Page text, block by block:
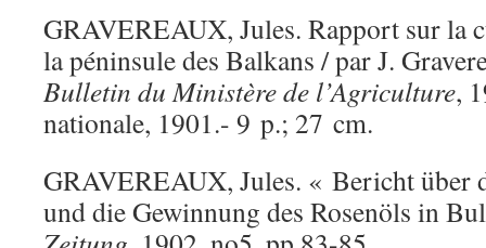
GRAVEREAUX, Jules. Rapport sur la
la péninsule des Balkans / par J.
Bulletin du Ministère de l’Agriculture,
nationale, 1901.- 9 p.; 27 cm.
GRAVEREAUX, Jules. « Bericht über
und die Gewinnung des Rosenöls in